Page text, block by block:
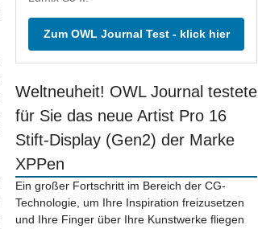
Zum OWL Journal Test - klick hier
Weltneuheit! OWL Journal testete
für Sie das neue Artist Pro 16
Stift-Display (Gen2) der Marke
XPPen
Ein großer Fortschritt im Bereich der CG-
Technologie, um Ihre Inspiration freizusetzen
und Ihre Finger über Ihre Kunstwerke fliegen